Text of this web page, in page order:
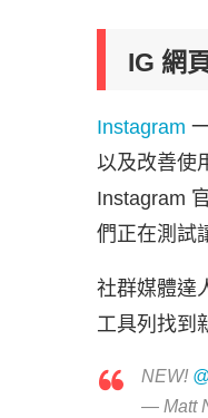
IG 網
Instagram
以及改善使
Instagram
們正在測試
社群媒體達
工具列找到
NEW!
— Matt